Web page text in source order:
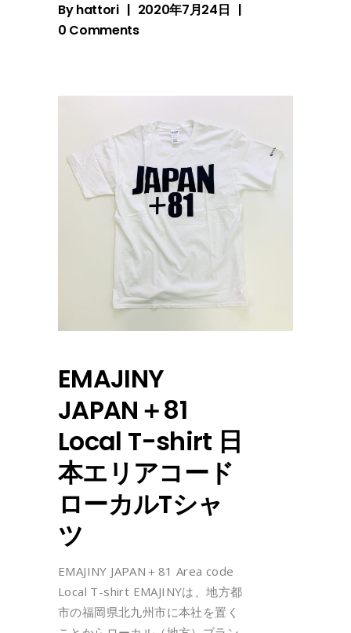
Byhattori
2020年7月24日
0 Comments
EMAJINY
JAPAN＋81
Local T-shirt 日
本エリアコード
ローカルTシャ
ツ
EMAJINY JAPAN＋81 Area code
Local T-shirt EMAJINYは、地方都
市の福岡県北九州市に本社を置く